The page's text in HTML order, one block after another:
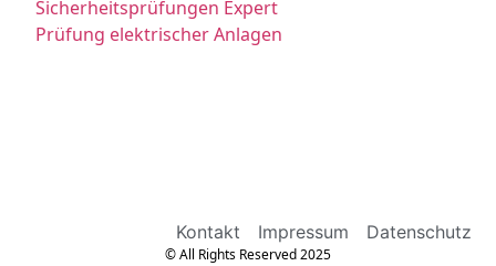
Sicherheitsprüfungen Expert
Prüfung elektrischer Anlagen
Kontakt Impressum Datenschutz
© All Rights Reserved 2025